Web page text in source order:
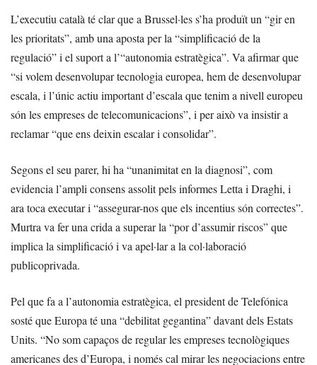
L’executiu català té clar que a Brussel·les s’ha produït un “gir en
les prioritats”, amb una aposta per la “simplificació de la
regulació” i el suport a l’“autonomia estratègica”. Va afirmar que
“si volem desenvolupar tecnologia europea, hem de desenvolupar
escala, i l’únic actiu important d’escala que tenim a nivell europeu
són les empreses de telecomunicacions”, i per això va insistir a
reclamar “que ens deixin escalar i consolidar”.
Segons el seu parer, hi ha “unanimitat en la diagnosi”, com
evidencia l’ampli consens assolit pels informes Letta i Draghi, i
ara toca executar i “assegurar-nos que els incentius són correctes”.
Murtra va fer una crida a superar la “por d’assumir riscos” que
implica la simplificació i va apel·lar a la col·laboració
publicoprivada.
Pel que fa a l’autonomia estratègica, el president de Telefónica
sosté que Europa té una “debilitat gegantina” davant dels Estats
Units. “No som capaços de regular les empreses tecnològiques
americanes des d’Europa, i només cal mirar les negociacions entre